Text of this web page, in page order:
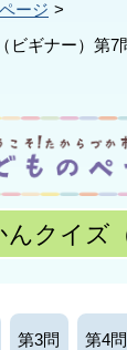
ージ
ビギナー）第7
んクイズ
第3問 第4問